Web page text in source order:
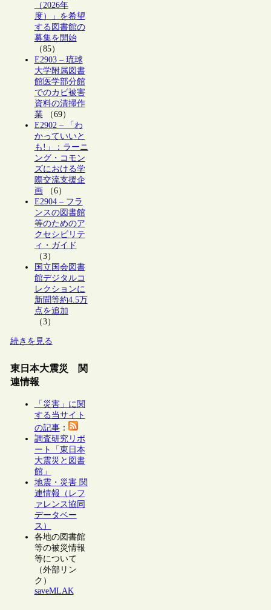
（2026年
度）」を希望
する図書館の
募集を開始
（85）
E2903 – 琉球
大学附属図書
館医学部分館
でのカビ被害
資料の清掃作
業（69）
E2902 – 「わ
かっていいと
も!」：ラーニ
ング・コモン
ズにおける学
際交流支援企
画 （6）
E2904 – フラ
ンスの図書館
等のためのア
クセシビリテ
ィ・ガイド
（3）
国立国会図書
館デジタルコ
レクションに
新聞等約4.5万
点を追加
（3）
続きを見る
東日本大震災 関
連情報
「災害」に関
する当サイト
の記事：
調査研究リポ
ート「東日本
大震災と図書
館」
地震・災害 関
連情報（レフ
ァレンス協同
データベー
ス）
各地の図書館
等の被災情報
等について
（外部リン
ク）
saveMLAK